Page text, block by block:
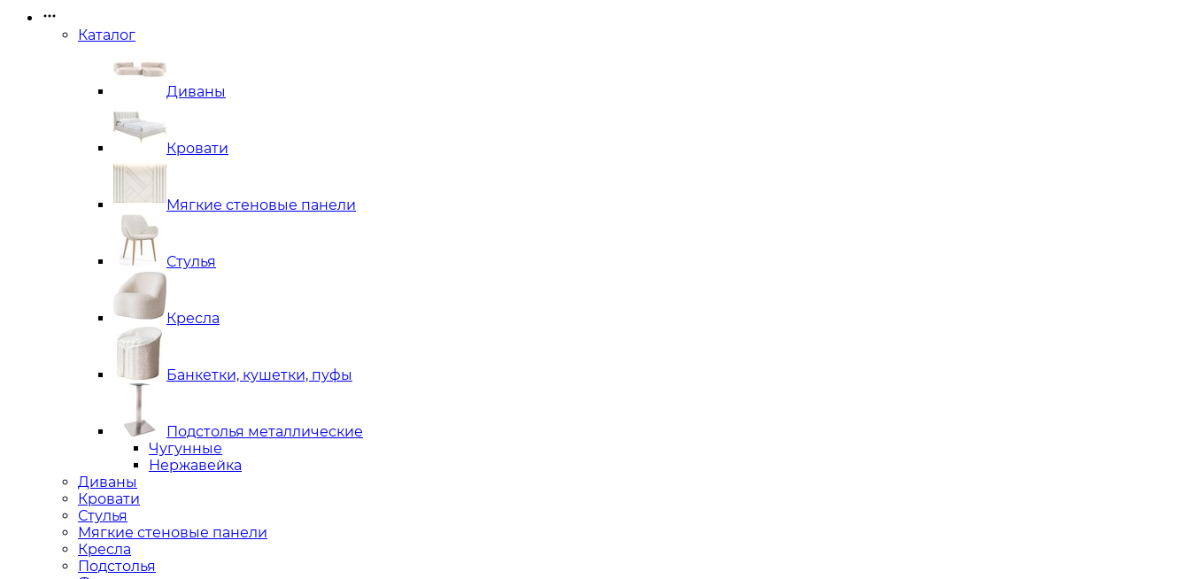
Каталог
Диваны
Кровати
Мягкие стеновые панели
Стулья
Кресла
Банкетки, кушетки, пуфы
Подстолья металлические
Чугунные
Нержавейка
Диваны
Кровати
Стулья
Мягкие стеновые панели
Кресла
Подстолья